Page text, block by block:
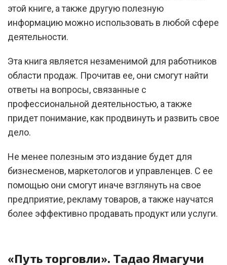
этой книге, а также другую полезную
информацию можно использовать в любой сфере
деятельности.
Эта книга является незаменимой для работников
области продаж. Прочитав ее, они смогут найти
ответы на вопросы, связанные с
профессиональной деятельностью, а также
придет понимание, как продвинуть и развить свое
дело.
Не менее полезным это издание будет для
бизнесменов, маркетологов и управленцев. С ее
помощью они смогут иначе взглянуть на свое
предприятие, рекламу товаров, а также научатся
более эффективно продавать продукт или услуги.
«Путь торговли». Тадао Ямагучи